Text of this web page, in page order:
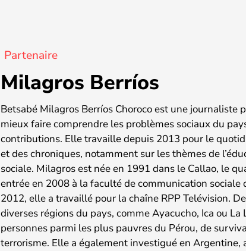
Partenaire
Milagros Berríos
Betsabé Milagros Berríos Choroco est une journaliste
mieux faire comprendre les problèmes sociaux du
contributions. Elle travaille depuis 2013 pour le
et des chroniques, notamment sur les thèmes de
sociale. Milagros est née en 1991 dans le Callao, le
entrée en 2008 à la faculté de communication sociale
2012, elle a travaillé pour la chaîne RPP Telévision.
diverses régions du pays, comme Ayacucho, Ica ou
personnes parmi les plus pauvres du Pérou, de
terrorisme. Elle a également investigué en Argentine,